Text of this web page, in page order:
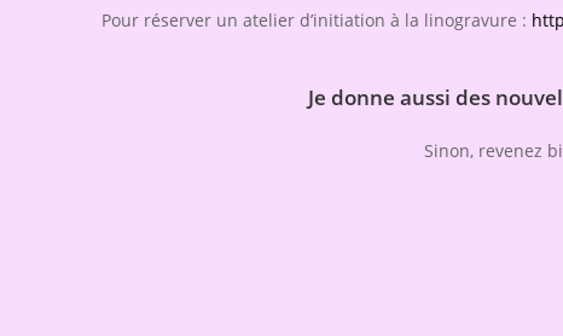
Pour réserver un atelier d’initiation à la linogravure :
Je donne aussi des
Sinon, revenez